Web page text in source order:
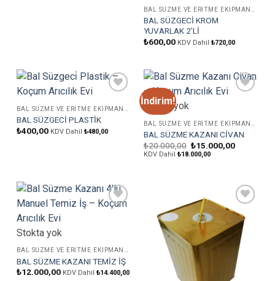
BAL SÜZME VE ERITME EKIPMANLARI
BAL SÜZGECİ KROM
YUVARLAK 2’Lİ
₺600,00 KDV Dahil ₺720,00
Ekle
BAL SÜZGECİ PLASTİK
₺400,00 KDV Dahil ₺480,00
İndirim!
Stokta yok
BAL SÜZME KAZANI CİVAN
₺20.000,00 Orijinal
fiyat:
₺20.000,00.
₺15.000,00Şu
KDV Dahil ₺18.000,00
Stokta yok
BAL SÜZME KAZANI TEMİZ İŞ
₺12.000,00 KDV Dahil ₺14.400,00
Favorilere
Ekle